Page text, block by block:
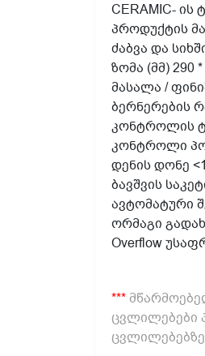
CERAMIC- ის
პროდუქტის
ძაბვა და
ზომა (მმ) 290
მასალა /
ბერნერების
კონტროლის
კონტროლი
დენის დონე
ბავშვის
ავტომატური
ორმაგი
Overflow
***
ცვლილებები
ცვლილებებზე